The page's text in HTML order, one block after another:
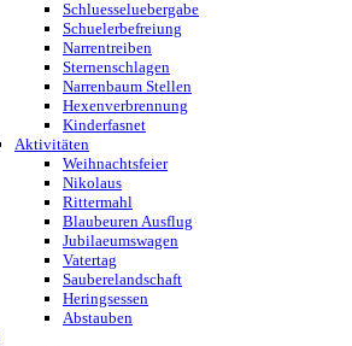
Schluesseluebergabe
Schuelerbefreiung
Narrentreiben
Sternenschlagen
Narrenbaum Stellen
Hexenverbrennung
Kinderfasnet
Aktivitäten
Weihnachtsfeier
Nikolaus
Rittermahl
Blaubeuren Ausflug
Jubilaeumswagen
Vatertag
Sauberelandschaft
Heringsessen
Abstauben